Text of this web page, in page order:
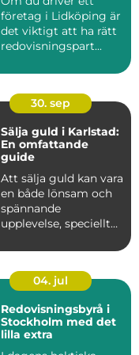
n i Lidköping
företag i Lidköping är
det viktigt att ha rätt
redovisningspart...
30. sep
Sälja guld i Karlstad:
En omfattande
guide
Att sälja guld kan vara
en både lönsam och
spännande
upplevelse, speciellt
04. jul
Redovisningsbyrå i
Stockholm med det
lilla extra